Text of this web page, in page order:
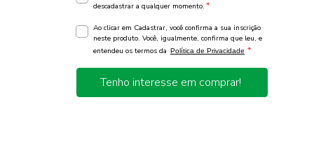
descadastrar a qualquer momento. *
Ao clicar em Cadastrar, você confirma a sua inscrição
neste produto. Você, igualmente, confirma que leu, e
entendeu os termos da Política de Privacidade *
Tenho interesse em comprar!